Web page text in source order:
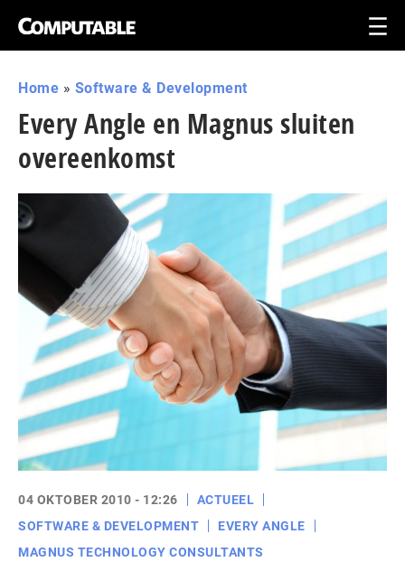
Home » Software & Development
Every Angle en Magnus sluiten
overeenkomst
04 OKTOBER 2010 - 12:26
ACTUEEL
SOFTWARE & DEVELOPMENT
EVERY ANGLE
MAGNUS TECHNOLOGY CONSULTANTS